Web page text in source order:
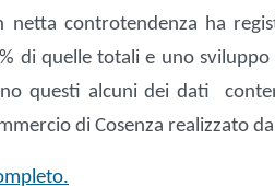
netta controtendenza ha
di quelle totali e uno
questi alcuni dei dati
di Cosenza realizzato